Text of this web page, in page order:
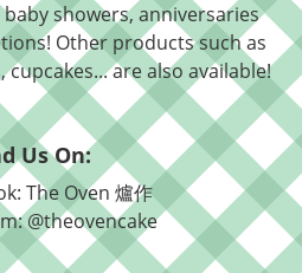
showers, anniversaries
Other products such as
are also available!
Us On:
The Oven 爐作
@theovencake